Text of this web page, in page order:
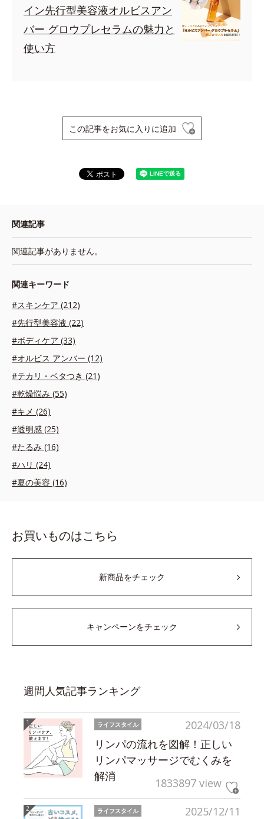
イン先行型美容液オルビスアン
バー グロウプレセラムの魅力と
使い方
この記事をお気に入りに追加
関連記事
関連記事がありません。
関連キーワード
#スキンケア (212)
#先行型美容液 (22)
#ボディケア (33)
#オルビス アンバー (12)
#テカリ・ベタつき (21)
#乾燥悩み (55)
#キメ (26)
#透明感 (25)
#たるみ (16)
#ハリ (24)
#夏の美容 (16)
お買いものはこちら
新商品をチェック
キャンペーンをチェック
週間人気記事ランキング
2024/03/18
ライフスタイル
リンパの流れを図解！正しい
リンパマッサージでむくみを
解消
1833897 view
2025/12/11
ライフスタイル